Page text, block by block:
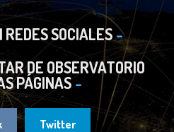
REDES SOCIALES
DE OBSERVATORIO
PÁGINAS
Twitter